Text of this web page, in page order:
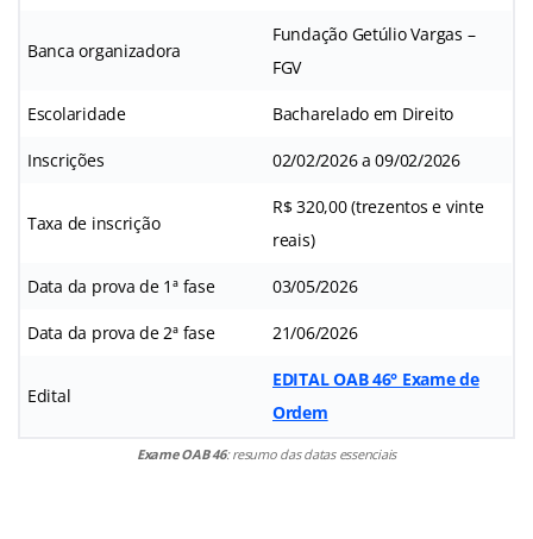
Banca organizadora
Fundação Getúlio Vargas –
FGV
Escolaridade Bacharelado em Direito
Inscrições 02/02/2026 a 09/02/2026
Taxa de inscrição
R$ 320,00 (trezentos e vinte
reais)
Data da prova de 1ª fase 03/05/2026
Data da prova de 2ª fase 21/06/2026
Edital
EDITAL OAB 46° Exame de
Ordem
Exame OAB 46: resumo das datas essenciais